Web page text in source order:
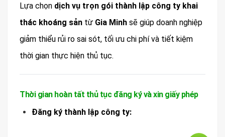
Lựa chọn dịch vụ trọn gói thành lập công ty khai
thác khoáng sản từ Gia Minh sẽ giúp doanh nghiệp
giảm thiểu rủi ro sai sót, tối ưu chi phí và tiết kiệm
thời gian thực hiện thủ tục.
Thời gian hoàn tất thủ tục đăng ký và xin giấy phép
Đăng ký thành lập công ty: